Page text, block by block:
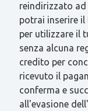
reindirizzato ad
potrai inserire il
per utilizzare il
senza alcuna
credito per
ricevuto il
conferma e
all'evasione